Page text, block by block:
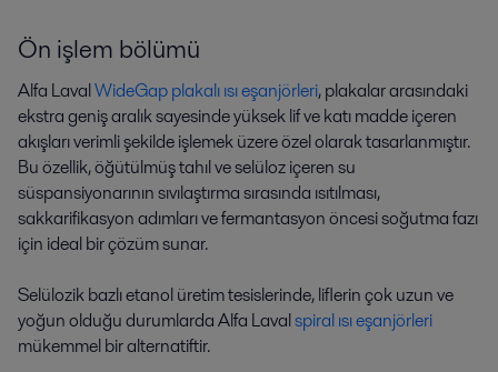
Ön işlem bölümü
Alfa LavalWideGap plakalı ısı eşanjörleri,plakalar arasındaki
ekstra geniş aralık sayesinde yüksek lif ve katı madde içeren
akışları verimli şekilde işlemek üzere özel olarak tasarlanmıştır.
Bu özellik, öğütülmüş tahıl ve selüloz içeren su
süspansiyonarının sıvılaştırma sırasında ısıtılması,
sakkarifikasyon adımları ve fermantasyon öncesi soğutma fazı
için ideal bir çözüm sunar.
Selülozik bazlı etanol üretim tesislerinde, liflerin çok uzun ve
yoğun olduğu durumlardaAlfa Lavalspiral ısı eşanjörleri
mükemmel bir alternatiftir.